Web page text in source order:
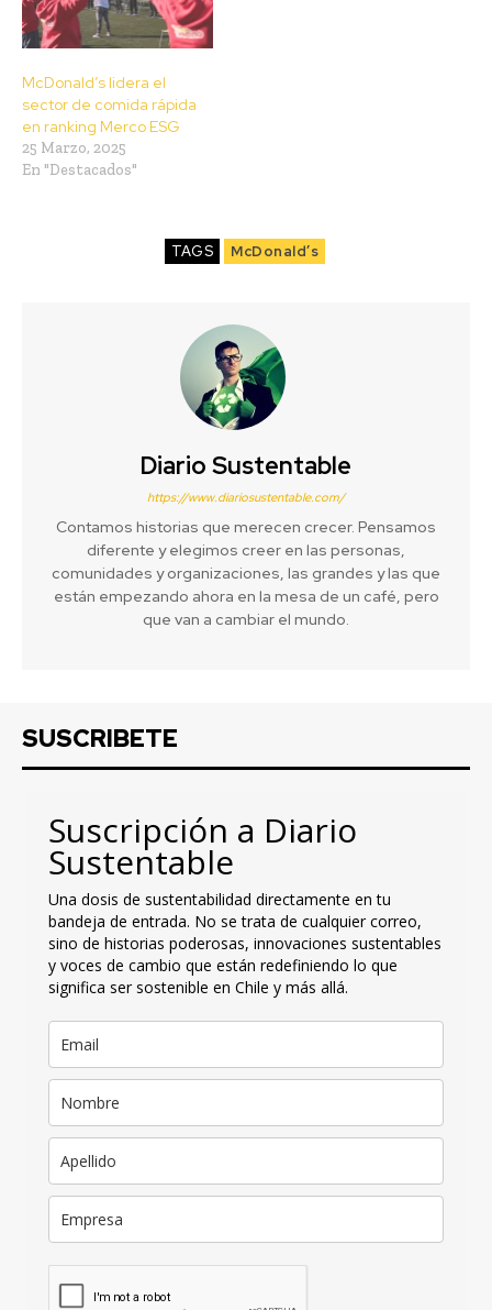
McDonald’s lidera el
sector de comida rápida
en ranking Merco ESG
25 Marzo, 2025
En "Destacados"
TAGS McDonald’s
Diario Sustentable
https://www.diariosustentable.com/
Contamos historias que merecen crecer. Pensamos
diferente y elegimos creer en las personas,
comunidades y organizaciones, las grandes y las que
están empezando ahora en la mesa de un café, pero
que van a cambiar el mundo.
SUSCRIBETE
Suscripción a Diario
Sustentable
Una dosis de sustentabilidad directamente en tu
bandeja de entrada. No se trata de cualquier correo,
sino de historias poderosas, innovaciones sustentables
y voces de cambio que están redefiniendo lo que
significa ser sostenible en Chile y más allá.